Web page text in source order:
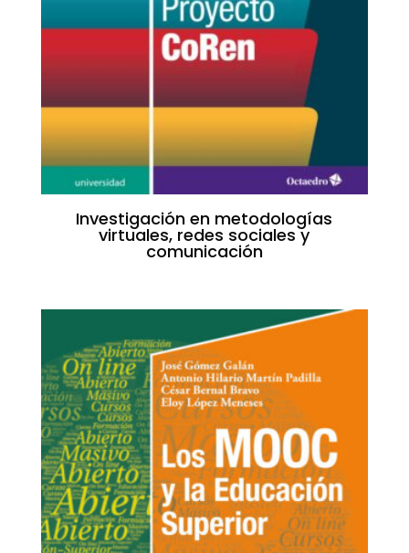
Investigación en metodologías
virtuales, redes sociales y
comunicación